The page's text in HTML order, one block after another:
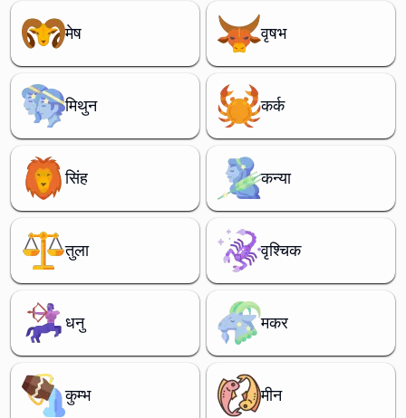
मेष वृषभ
मिथुन कर्क
सिंह कन्या
तुला वृश्चिक
धनु मकर
कुम्भ मीन